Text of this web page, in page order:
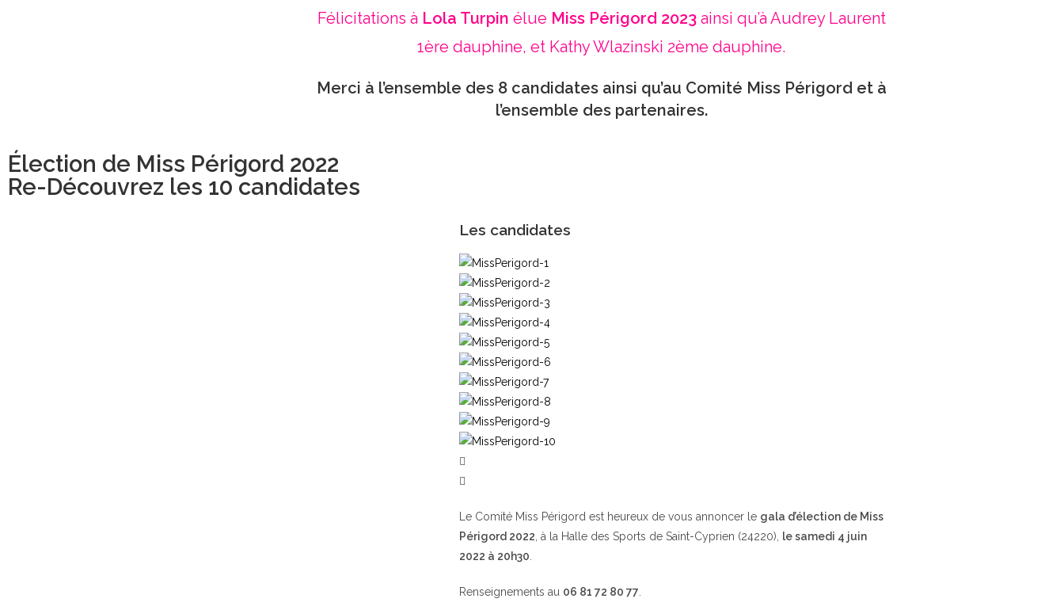
Félicitations à Lola Turpin élue Miss Périgord 2023ainsi qu’à Audrey Laurent
1ère dauphine, et Kathy Wlazinski 2ème dauphine.
Merci à l’ensemble des 8 candidates ainsi qu’au Comité Miss Périgord et à
l’ensemble des partenaires.
Élection de Miss Périgord 2022
Re-Découvrez les 10 candidates
Les candidates
Le Comité Miss Périgord est heureux de vous annoncer le gala d’élection de Miss
Périgord 2022 , à la Halle des Sports de Saint-Cyprien (24220),
le samedi 4 juin
2022 à 20h30
Renseignements au 06 81 72 80 77